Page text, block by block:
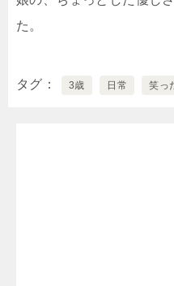
た。
タグ 3歳 日常 笑っ